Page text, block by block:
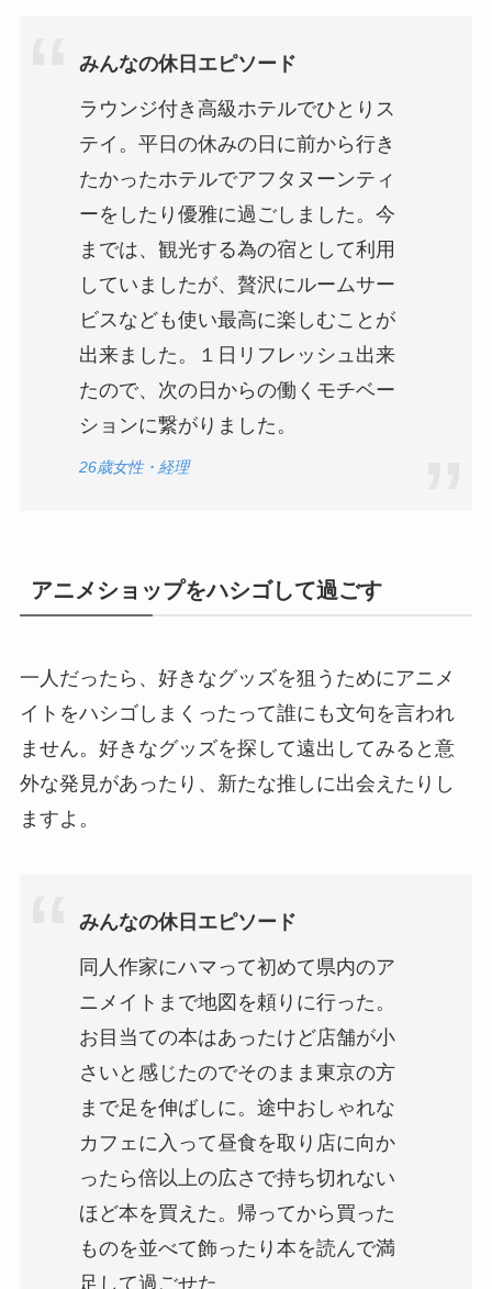
みんなの休日エピソード
ラウンジ付き高級ホテルでひとりス
テイ。平日の休みの日に前から行き
たかったホテルでアフタヌーンティ
ーをしたり優雅に過ごしました。今
までは、観光する為の宿として利用
していましたが、贅沢にルームサー
ビスなども使い最高に楽しむことが
出来ました。１日リフレッシュ出来
たので、次の日からの働くモチベー
ションに繋がりました。
26歳女性・経理
アニメショップをハシゴして過ごす
一人だったら、好きなグッズを狙うためにアニメ
イトをハシゴしまくったって誰にも文句を言われ
ません。好きなグッズを探して遠出してみると意
外な発見があったり、新たな推しに出会えたりし
ますよ。
みんなの休日エピソード
同人作家にハマって初めて県内のア
ニメイトまで地図を頼りに行った。
お目当ての本はあったけど店舗が小
さいと感じたのでそのまま東京の方
まで足を伸ばしに。途中おしゃれな
カフェに入って昼食を取り店に向か
ったら倍以上の広さで持ち切れない
ほど本を買えた。帰ってから買った
ものを並べて飾ったり本を読んで満
足して過ごせた